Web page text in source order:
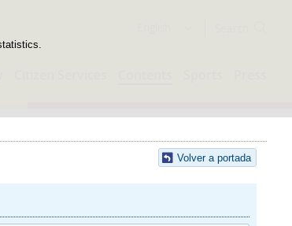
Volver a portada